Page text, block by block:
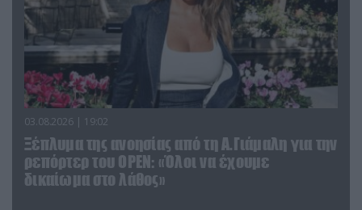
03.08.2026 | 19:02
Ξέπλυμα της ανοησίας από τη Α.Γιάμαλη για την
ρεπόρτερ του ΟΡΕΝ: «Όλοι να έχουμε
δικαίωμα στο λάθος»